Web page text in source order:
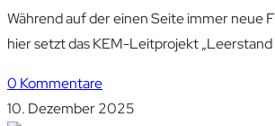
Während auf der einen Seite immer neue
hier setzt das KEM-Leitprojekt
0 Kommentare
10. Dezember 2025